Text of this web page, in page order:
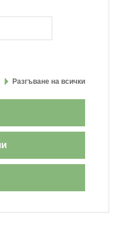
Разгъване на всички